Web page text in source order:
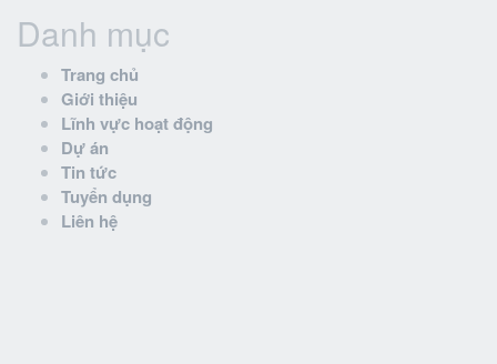
Danh mục
Trang chủ
Giới thiệu
Lĩnh vực hoạt động
Dự án
Tin tức
Tuyển dụng
Liên hệ